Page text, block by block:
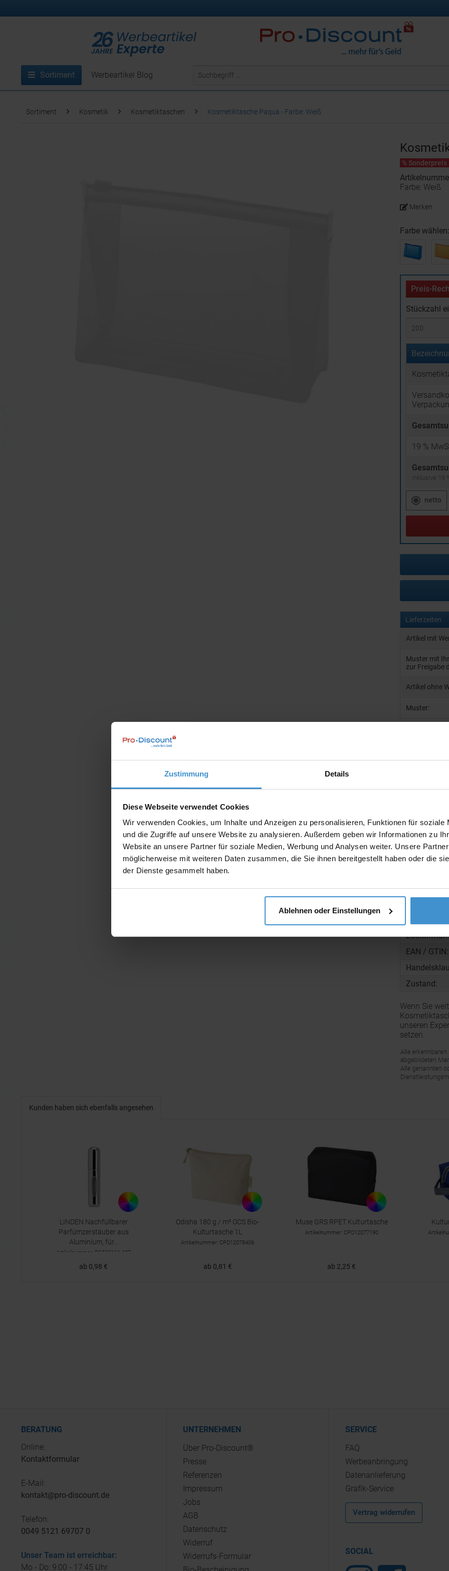
Zustimmung Details
Diese Webseite verwendet Cookies
Wir verwenden Cookies, um Inhalte und Anzeigen zu personalisieren, Funktionen für soziale
und die Zugriffe auf unsere Website zu analysieren. Außerdem geben wir Informationen zu
Website an unsere Partner für soziale Medien, Werbung und Analysen weiter. Unsere
möglicherweise mit weiteren Daten zusammen, die Sie ihnen bereitgestellt haben oder die
der Dienste gesammelt haben.
Ablehnen oder Einstellungen
Sortiment Werbeartikel Blog
Sortiment Kosmetik Kosmetiktaschen Kosmetiktasche Paqua - Farbe: Weiß
% Sonderpreis
Farbe: Weiß
Merken
Farbe wählen:
Preis-
Stückzahl
19 %
inklusive 19
netto
Lieferzeiten
Artikel mit
Muster mit
zur Freigabe
Artikel ohne
Muster:
Gewicht:
Material:
EAN / GTIN:
Zustand:
Wenn Sie
unseren
setzen.
Kunden haben sich ebenfalls angesehen
LINDEN Nachfüllbarer
Parfümzerstäuber aus
Aluminium, für...
Artikelnummer: PST95111-107
ab 0,98 €
Odisha 180 g / m² OCS Bio-
Kulturtasche 1L
Artikelnummer: CPO12078406
ab 0,81 €
Muse GRS RPET Kulturtasche
Artikelnummer: CPO12077190
ab 2,25 €
BERATUNG
Online:
Kontaktformular
E-Mail:
kontakt@pro-discount.de
Telefon:
0049 5121 69707 0
Unser Team ist erreichbar:
Mo - Do: 9:00 - 17:45 Uhr
UNTERNEHMEN
Über Pro-Discount®
Presse
Referenzen
Impressum
Jobs
AGB
Datenschutz
Widerruf
Widerrufs-Formular
SERVICE
FAQ
Werbeanbringung
Datenanlieferung
Grafik-Service
Vertrag widerrufen
SOCIAL